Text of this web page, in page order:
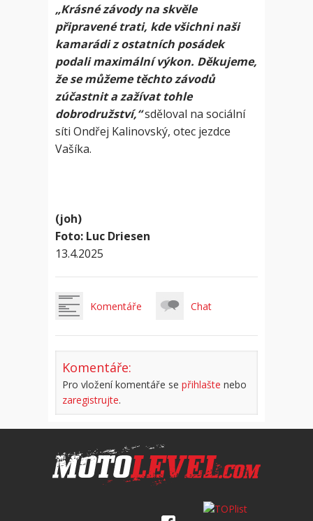
„Krásné závody na skvěle
připravené trati, kde všichni naši
kamarádi z ostatních posádek
podali maximální výkon. Děkujeme,
že se můžeme těchto závodů
zúčastnit a zažívat tohle
dobrodružství,“sděloval na sociální
síti Ondřej Kalinovský, otec jezdce
Vašíka.
(joh)
Foto: Luc Driesen
13.4.2025
Komentáře Chat
Komentáře:
Pro vložení komentáře se přihlašte nebo
zaregistrujte.